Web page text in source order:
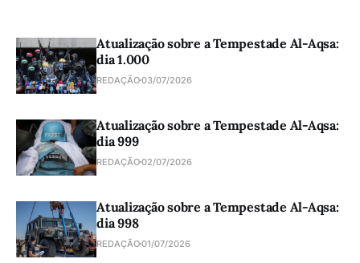
Atualização sobre a Tempestade Al-Aqsa:
dia 1.000
REDAÇÃO03/07/2026
Atualização sobre a Tempestade Al-Aqsa:
dia 999
REDAÇÃO02/07/2026
Atualização sobre a Tempestade Al-Aqsa:
dia 998
REDAÇÃO01/07/2026